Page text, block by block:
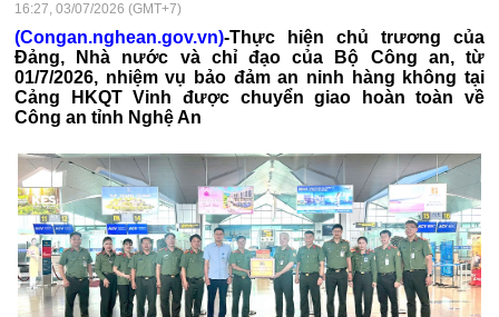
16:27, 03/07/2026 (GMT+7)
(Congan.nghean.gov.vn)-Thực hiện chủ trương của
Đảng, Nhà nước và chỉ đạo của Bộ Công an, từ
01/7/2026, nhiệm vụ bảo đảm an ninh hàng không tại
Cảng HKQT Vinh được chuyển giao hoàn toàn về
Công an tỉnh Nghệ An